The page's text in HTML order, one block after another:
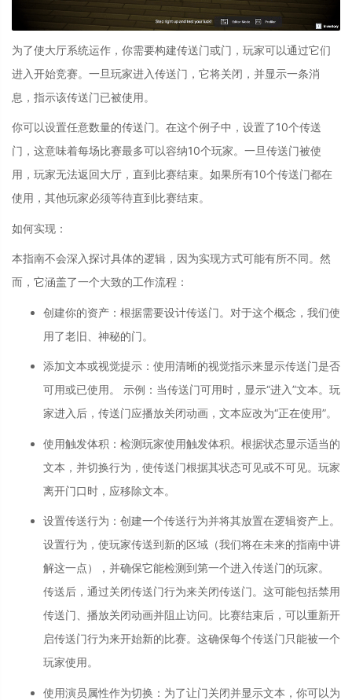
为了使大厅系统运作，你需要构建传送门或门，玩家可以通过它们
进入开始竞赛。一旦玩家进入传送门，它将关闭，并显示一条消
息，指示该传送门已被使用。
你可以设置任意数量的传送门。在这个例子中，设置了10个传送
门，这意味着每场比赛最多可以容纳10个玩家。一旦传送门被使
用，玩家无法返回大厅，直到比赛结束。如果所有10个传送门都在
使用，其他玩家必须等待直到比赛结束。
如何实现：
本指南不会深入探讨具体的逻辑，因为实现方式可能有所不同。然
而，它涵盖了一个大致的工作流程：
创建你的资产 ： 根据需要设计传送门。对于这个概念，我们使
用了老旧、神秘的门。
添加文本或视觉提示 ： 使用清晰的视觉指示来显示传送门是否
可用或已使用。 示例：当传送门可用时，显示“进入”文本。玩
家进入后，传送门应播放关闭动画，文本应改为“正在使用”。
使用触发体积 ： 检测玩家使用触发体积。根据状态显示适当的
文本，并切换行为，使传送门根据其状态可见或不可见。玩家
离开门口时，应移除文本。
设置传送行为 ： 创建一个传送行为并将其放置在逻辑资产上。
设置行为，使玩家传送到新的区域（我们将在未来的指南中讲
解这一点），并确保它能检测到第一个进入传送门的玩家。
传送后，通过关闭传送门行为来关闭传送门。这可能包括禁用
传送门、播放关闭动画并阻止访问。比赛结束后，可以重新开
启传送门行为来开始新的比赛。这确保每个传送门只能被一个
玩家使用。
使用演员属性作为切换 ： 为了让门关闭并显示文本，你可以为